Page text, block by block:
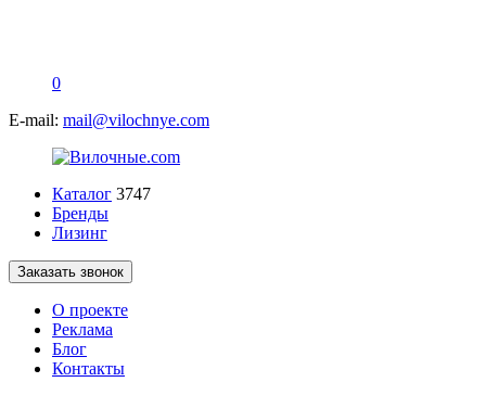
0
E-mail: mail@vilochnye.com
Каталог 3747
Бренды
Лизинг
Заказать звонок
О проекте
Реклама
Блог
Контакты